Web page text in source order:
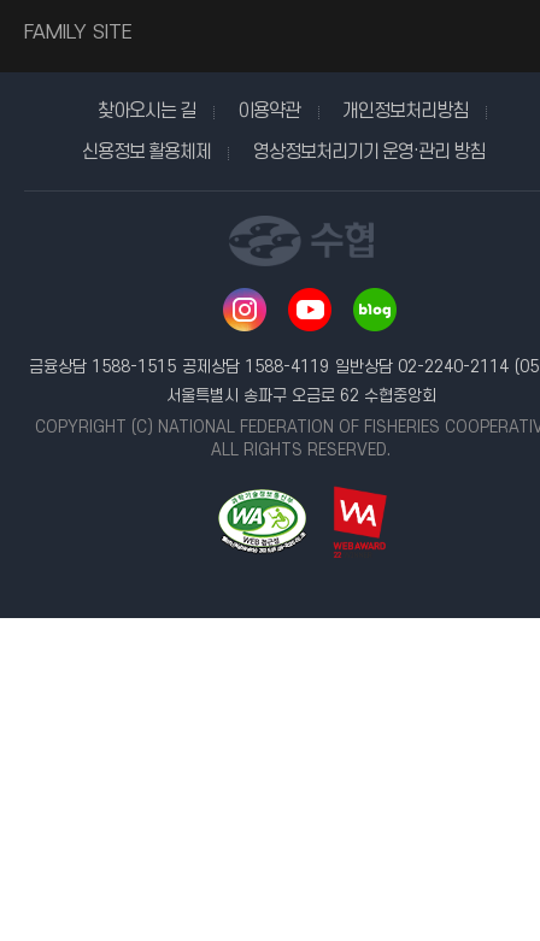
FAMILY SITE
찾아오시는 길 이용약관
개인정보처리방침
신용정보 활용체제
영상정보처리기기 운영·관리 방침
금융상담 1588-1515 공제상담 1588-4119 일반상담 02-2240-2114
서울특별시 송파구 오금로 62 수협중앙회
COPYRIGHT (C) NATIONAL FEDERATION OF FISHERIES
ALL RIGHTS RESERVED.